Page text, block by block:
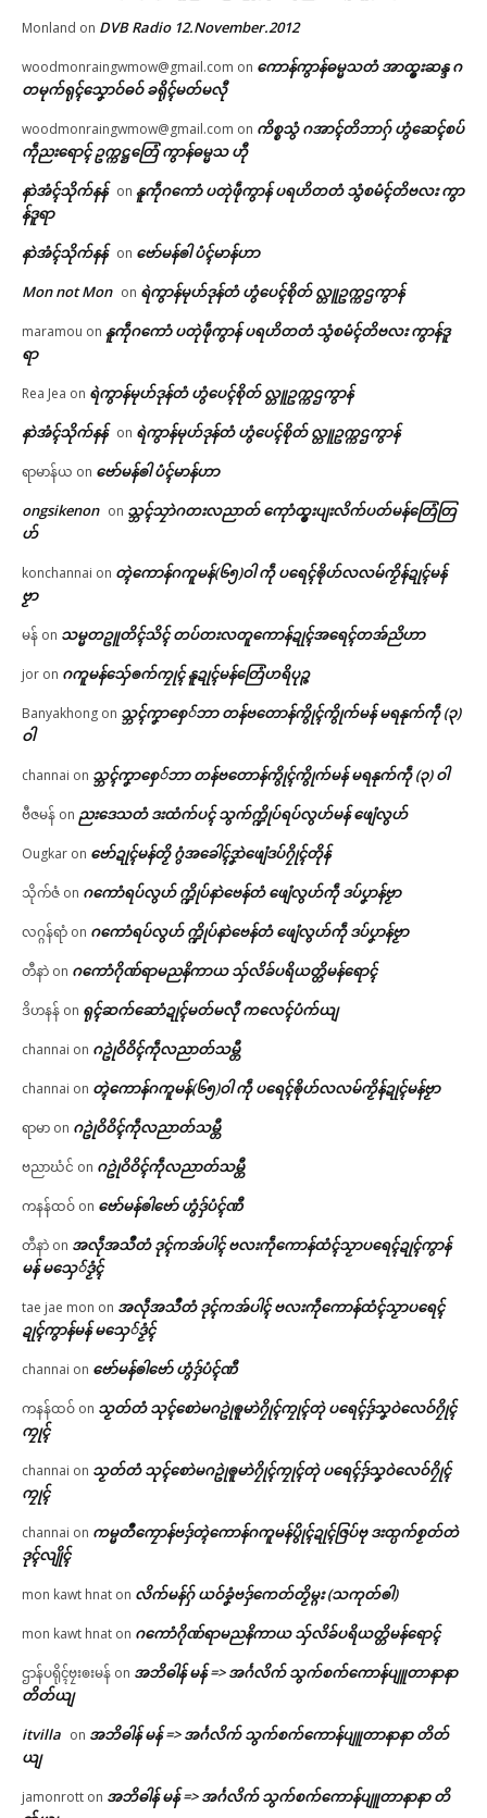
ကေတ်အဆက်
© ဌာန်ပရိုၚ်ဗၠးၜးမန်
သွက်သၟတ်ဘာတုဲလဝ် ပရေင်
က်ကောန်ဂကူမန် ပံက်အာ တန်
ဥပဒေရောင်
July 26, 2026
In "ပရိုၚ်"
Monland on DVB Radio 12.November.2012
woodmonraingwmow@gmail.com on ကောန်ကွာန်ဓမ္မသတံ အာထ္ၜးဆန္ဒ ဂ
တမုက်ရုၚ်သၞောဝ်ဓဝ် ခရိုၚ်မတ်မလီု
woodmonraingwmow@gmail.com on ကိစ္စသွံ ဂအာၚ်တိဘာဂှ် ဟွံဆေၚ်စပ်
ကဵုညးရောၚ် ဥက္ကဋ္ဌတြေံ ကွာန်ဓမ္မသ ဟီု
နာဲအံၚ်သိုက်နန် on နူကဵုဂကောံ ပတုဲဖဵုကွာန် ပရဟိတတံ သွံစမံၚ်တိဗလး ကွာ
န်ဒူရာ
နာဲအံၚ်သိုက်နန် on ဗော်မန်ၜါ ပံၚ်မာန်ဟာ
Mon not Mon on ရဲကွာန်မုဟ်ဒုန်တံ ဟွံပေၚ်စိုတ် လ္တူဥက္ကဌကွာန်
maramou on နူကဵုဂကောံ ပတုဲဖဵုကွာန် ပရဟိတတံ သွံစမံၚ်တိဗလး ကွာန်ဒူ
ရာ
Rea Jea on ရဲကွာန်မုဟ်ဒုန်တံ ဟွံပေၚ်စိုတ် လ္တူဥက္ကဌကွာန်
နာဲအံၚ်သိုက်နန် on ရဲကွာန်မုဟ်ဒုန်တံ ဟွံပေၚ်စိုတ် လ္တူဥက္ကဌကွာန်
ရာမာန်ယ on ဗော်မန်ၜါ ပံၚ်မာန်ဟာ
ongsikenon on သ္ဘၚ်သၠာဲဂတးလညာတ် ကေုာံထ္ၜးပျးလိက်ပတ်မန်တြေံတြ
ဟ်
konchannai on တ္ၚဲကောန်ဂကူမန်(၆၅)ဝါ ကဵု ပရေၚ်ၜိုဟ်လလမ်ကၟိန်ဍုၚ်မန်
ဗၟာ
မန် on သမ္မတဥူတိၚ်သိၚ် တပ်တးလတူကောန်ဍုၚ်အရေၚ်တအ်ညိဟာ
jor on ဂကူမန်​သှ်ေၜက်ကၠုၚ် နူဍုၚ်မန်တြေံဟရိပုဉ္ဇ
Banyakhong on သ္ဘၚ်ကၞာစှေ်ဘာ တန်ဗတောန်ကွိုၚ်ကွိုက်မန် မရနုက်ကဵု (၃)
ဝါ
channai on သ္ဘၚ်ကၞာစှေ်ဘာ တန်ဗတောန်ကွိုၚ်ကွိုက်မန် မရနုက်ကဵု (၃) ဝါ
ဗီဇမန် on ညးဒေသတံ ဒးထံက်ပၚ် သွက်က္ဍိုပ်ရပ်လွဟ်မန် ဖျေံလွဟ်
Ougkar on ဗော်ဍုၚ်မန်တၟိ ဂွံအခေါၚ်ဒၞာဲဖျေံဒပ်ဂၠိုၚ်တိုန်
သိုက်ဇံ on ဂကောံရပ်လွဟ် က္ဍိုပ်နာဲဗေန်တံ ဖျေံလွဟ်ကဵု ဒပ်ပၞာန်ဗၟာ
လဂ္ဂန်ရာံ on ဂကောံရပ်လွဟ် က္ဍိုပ်နာဲဗေန်တံ ဖျေံလွဟ်ကဵု ဒပ်ပၞာန်ဗၟာ
တီနာဲ on ဂကောံဂိုဏ်ရာမညနိကာယ သှ်လိခ်ပရိယတ္တိမန်ရောၚ်
ဒိဟနန် on ရုၚ်ဆက်ဆောံဍုၚ်မတ်မလီု ကလေၚ်ပံက်ယျ
channai on ဂဥုဲဝိဝိၚ်ကဵုလညာတ်သမ္တီ
channai on တ္ၚဲကောန်ဂကူမန်(၆၅)ဝါ ကဵု ပရေၚ်ၜိုဟ်လလမ်ကၟိန်ဍုၚ်မန်ဗၟာ
ရာမာ on ဂဥုဲဝိဝိၚ်ကဵုလညာတ်သမ္တီ
ဗညာဃံင် on ဂဥုဲဝိဝိၚ်ကဵုလညာတ်သမ္တီ
ကနန်ထဝ် on ဗော်မန်ၜါဗော် ဟွံဒှ်ပံၚ်ဏီ
တီနာဲ on အလဵုအသဳတံ ဒုၚ်ကအ်ပါၚ် ဗလးကဵုကောန်ထံၚ်သၟာပရေၚ်ဍုၚ်ကွာန်
မန် မသှေ်ဒၟံၚ်
tae jae mon on အလဵုအသဳတံ ဒုၚ်ကအ်ပါၚ် ဗလးကဵုကောန်ထံၚ်သၟာပရေၚ်
ဍုၚ်ကွာန်မန် မသှေ်ဒၟံၚ်
channai on ဗော်မန်ၜါဗော် ဟွံဒှ်ပံၚ်ဏီ
ကနန်ထဝ် on သၟတ်တံ သုၚ်စောဲမဂဥုဲၜူမာဲဂၠိုၚ်ကၠုၚ်တုဲ ပရေၚ်ဒှ်သၞဝဲလေဝ်ဂၠိုၚ်
ကၠုၚ်
channai on သၟတ်တံ သုၚ်စောဲမဂဥုဲၜူမာဲဂၠိုၚ်ကၠုၚ်တုဲ ပရေၚ်ဒှ်သၞဝဲလေဝ်ဂၠိုၚ်
ကၠုၚ်
channai on ကမ္မတဳကၠောန်ဗဒှ်တ္ၚဲကောန်ဂကူမန်ပွိုၚ်ဍုၚ်ဇြပ်ဗု ဒးထ္ပက်စၟတ်တဲ
ဒုၚ်လျိုၚ်
mon kawt hnat on လိက်မန်ဂှ် ယဝ်ခၞံဗဒှ်ကေတ်တၟိမ္ဂး (သကုတ်ၜါ)
mon kawt hnat on ဂကောံဂိုဏ်ရာမညနိကာယ သှ်လိခ်ပရိယတ္တိမန်ရောၚ်
ဌာန်ပရိုၚ်ဗၠးၜးမန် on အဘိဓါန် မန် => အၚ်္ဂလိက် သွက်စက်ကောန်ပျူတာနာနာ
တိတ်ယျ
itvilla on အဘိဓါန် မန် => အၚ်္ဂလိက် သွက်စက်ကောန်ပျူတာနာနာ တိတ်
ယျ
jamonrott on အဘိဓါန် မန် => အၚ်္ဂလိက် သွက်စက်ကောန်ပျူတာနာနာ တိ